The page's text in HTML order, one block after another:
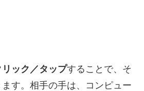
ック／タップすることで、そ
す。相手の手は、コンピュー